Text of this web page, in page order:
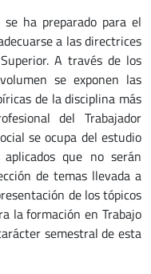
ha preparado para el
a las directrices
A través de los
se exponen las
de la disciplina más
del Trabajador
se ocupa del estudio
que no serán
de temas llevada a
de los tópicos
la formación en Trabajo
semestral de esta